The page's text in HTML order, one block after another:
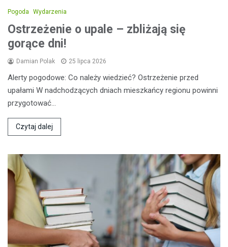
Pogoda Wydarzenia
Ostrzeżenie o upale – zbliżają się
gorące dni!
Damian Polak 25 lipca 2026
Alerty pogodowe: Co należy wiedzieć? Ostrzeżenie przed
upałami W nadchodzących dniach mieszkańcy regionu powinni
przygotować…
Czytaj dalej